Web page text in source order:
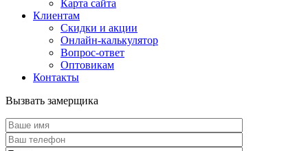
Карта сайта
Клиентам
Скидки и акции
Онлайн-калькулятор
Вопрос-ответ
Оптовикам
Контакты
Вызвать замерщика